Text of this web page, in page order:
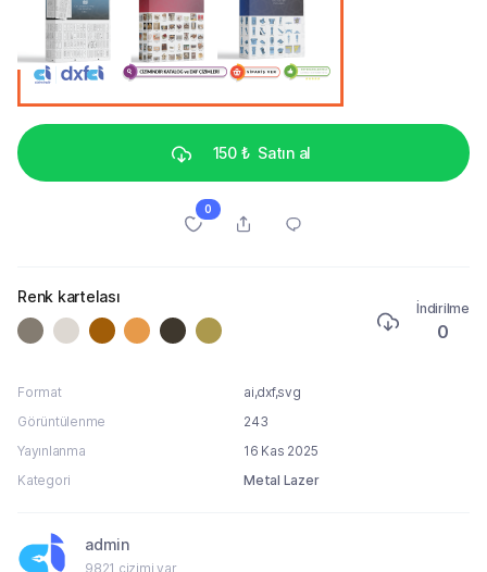
150 ₺ Satın al
0
Renk kartelası
İndirilme
0
Format
ai,dxf,svg
Görüntülenme
243
Yayınlanma
16 Kas 2025
Kategori
Metal Lazer
admin
9821 çizimi var